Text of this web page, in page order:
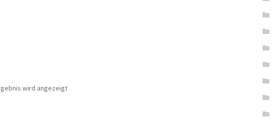
wird angezeigt